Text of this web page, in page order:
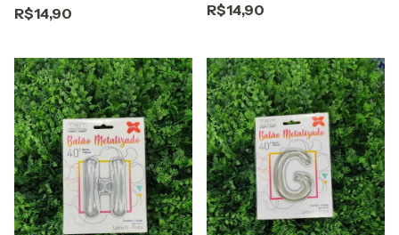
R$14,90 R$14,90